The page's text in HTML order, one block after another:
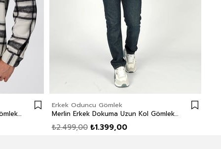
Argos Erkek Dokuma Uzun Kol Gömlek Siyah-Beyaz Ekose
Erkek Oduncu Gömlek
Merlin Erkek Dokuma Uzun Kol Gömlek Kahve-Oranj
₺1.399,00
₺2.499,00